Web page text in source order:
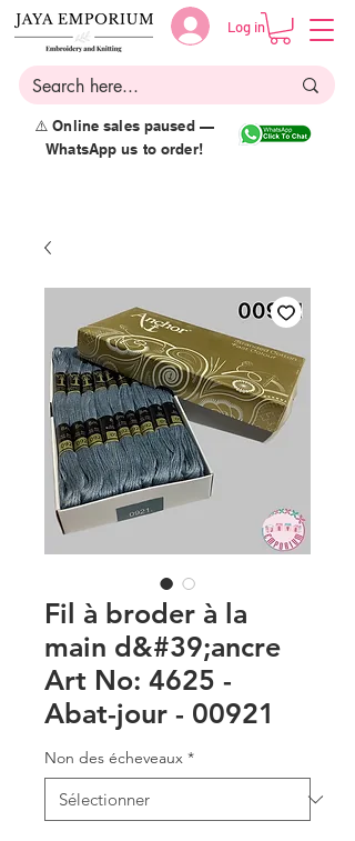
Log in
⚠️ Online sales paused —
WhatsApp us to order!
Fil à broder à la
main d&#39;ancre
Art No: 4625 -
Abat-jour - 00921
Non des écheveaux *